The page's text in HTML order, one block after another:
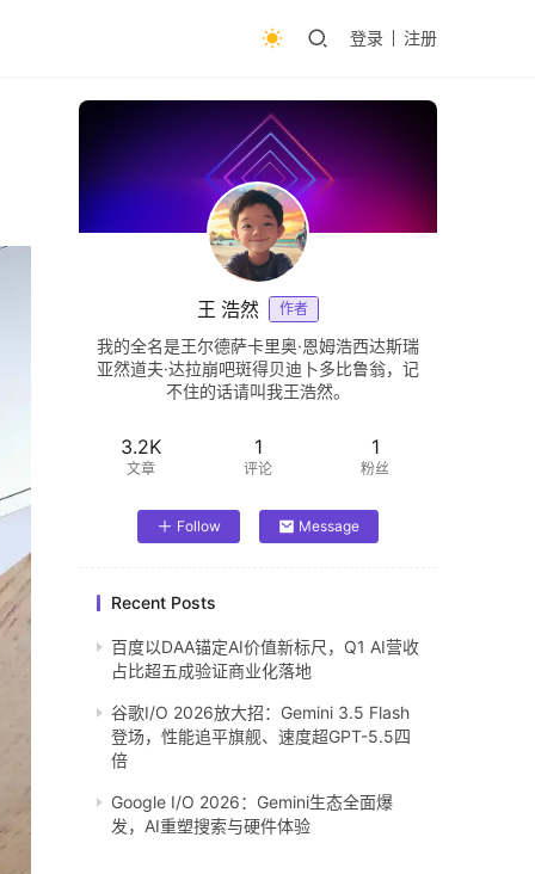
登录 注册
王 浩然 作者
我的全名是王尔德萨卡里奥·恩姆浩西达斯瑞
亚然道夫·达拉崩吧斑得贝迪卜多比鲁翁，记
不住的话请叫我王浩然。
3.2K
文章
1
评论
1
粉丝
Follow Message
Recent Posts
百度以DAA锚定AI价值新标尺，Q1 AI营收
占比超五成验证商业化落地
谷歌I/O 2026放大招：Gemini 3.5 Flash
登场，性能追平旗舰、速度超GPT-5.5四
倍
Google I/O 2026：Gemini生态全面爆
发，AI重塑搜索与硬件体验